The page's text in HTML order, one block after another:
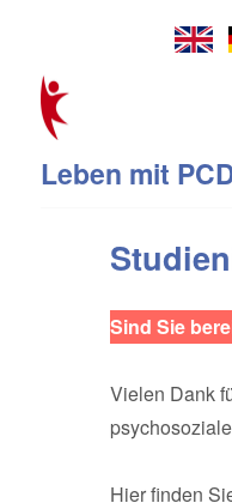
Leben mit
Sind Sie
Vielen Dank
Hier finden